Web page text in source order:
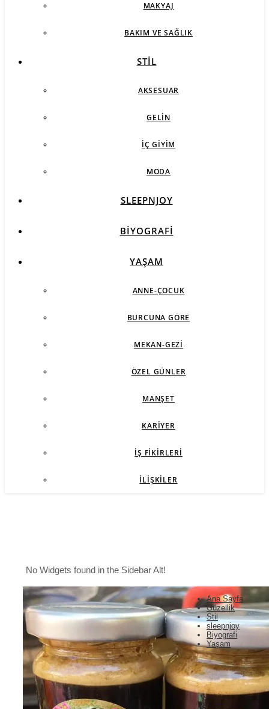
MAKYAJ
BAKIM VE SAĞLIK
STIL
AKSESUAR
GELIN
İÇ GIYIM
MODA
SLEEPNJOY
BIYOGRAFI
YAŞAM
ANNE-ÇOCUK
BURCUNA GÖRE
MEKAN-GEZI
ÖZEL GÜNLER
MANŞET
KARIYER
İŞ FIKIRLERI
İLIŞKILER
No Widgets found in the Sidebar Alt!
Ana Sayfa
Güzellik
Stil
sleepnjoy
Biyografi
Yaşam